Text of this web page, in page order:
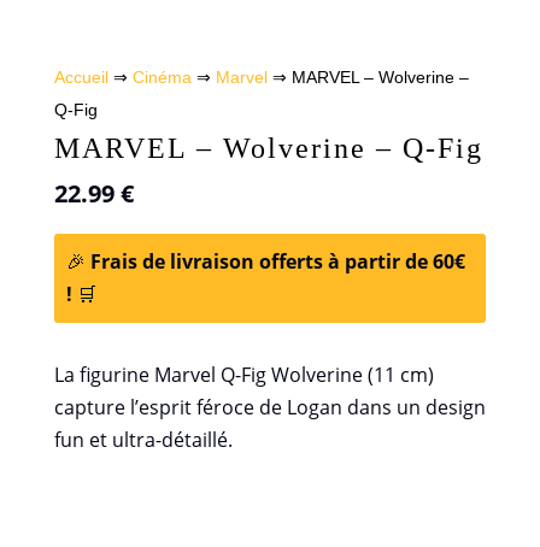
Accueil⇒ Cinéma⇒ Marvel⇒ MARVEL – Wolverine –
Q-Fig
MARVEL – Wolverine – Q-Fig
22.99€
🎉 Frais de livraison offerts à partir de 60€
! 🛒
La figurine Marvel Q-Fig Wolverine (11 cm)
capture l’esprit féroce de Logan dans un design
fun et ultra-détaillé.